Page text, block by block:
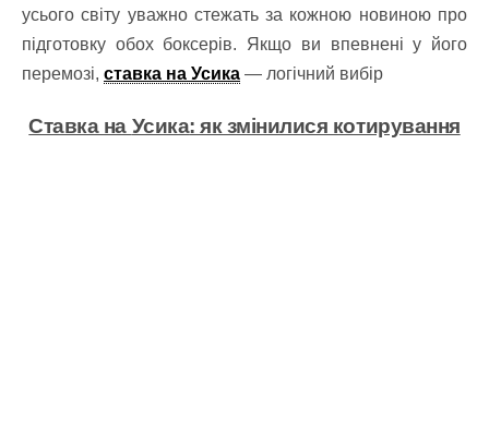
усього світу уважно стежать за кожною новиною про
підготовку обох боксерів. Якщо ви впевнені у його
перемозі, ставка на Усика — логічний вибір
Ставка на Усика: як змінилися котирування